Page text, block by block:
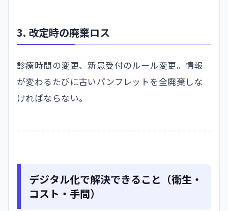
3. 改定時の廃棄ロス
診療時間の変更、新患受付のルール変更。情報
が変わるたびに古いパンフレットを全廃棄しな
ければならない。
デジタル化で解決できること（衛生・
コスト・手間）